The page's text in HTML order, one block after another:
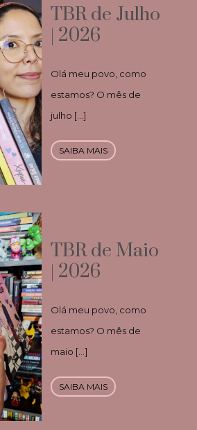
TBR de Julho
| 2026
Olá meu povo, como
estamos? O mês de
julho […]
SAIBA MAIS
TBR de Maio
| 2026
Olá meu povo, como
estamos? O mês de
maio […]
SAIBA MAIS